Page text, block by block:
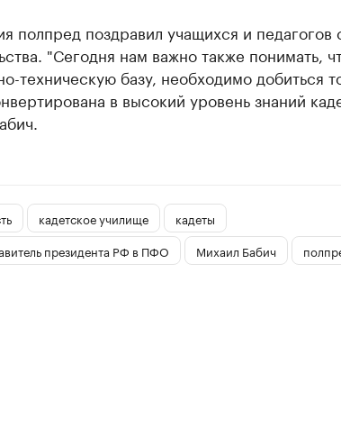
полпред поздравил учащихся и педагогов
"Сегодня нам важно также понимать,
техническую базу, необходимо добиться
в высокий уровень знаний
кадетское училище
кадеты
президента РФ в ПФО
Михаил Бабич